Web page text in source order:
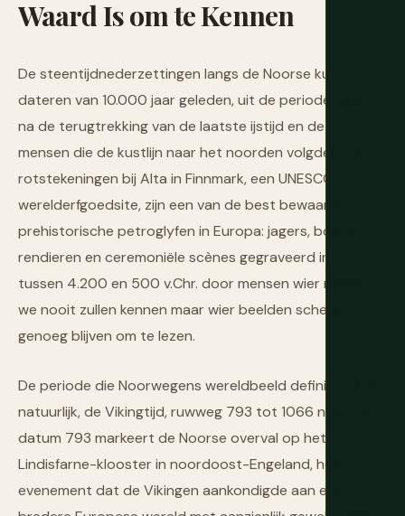
WaardIsomteKennen
De steentijdnederzettingen langs de Noorse kust
dateren van 10.000 jaar geleden, uit de periode direct
na de terugtrekking van de laatste ijstijd en de eerste
mensen die de kustlijn naar het noorden volgden. De
rotstekeningen bij Alta in Finnmark, een UNESCO-
werelderfgoedsite, zijn een van de best bewaarde
prehistorische petroglyfen in Europa: jagers, boten,
rendieren en ceremoniële scènes gegraveerd in rots
tussen 4.200 en 500 v.Chr. door mensen wier namen
we nooit zullen kennen maar wier beelden scherp
genoeg blijven om te lezen.
De periode die Noorwegens wereldbeeld definieerde is,
natuurlijk, de Vikingtijd, ruwweg 793 tot 1066 n.Chr. De
datum 793 markeert de Noorse overval op het
Lindisfarne-klooster in noordoost-Engeland, het
evenement dat de Vikingen aankondigde aan een